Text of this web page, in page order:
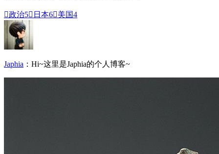
政治5 日本6美国4
Japhia ：Hi~这里是Japhia的个人博客~